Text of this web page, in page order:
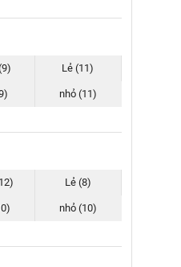
Lẻ (11)
nhỏ (11)
Lẻ (8)
nhỏ (10)